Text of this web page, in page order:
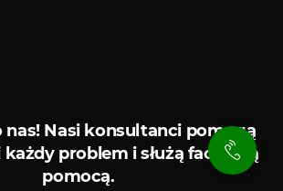
nas!Nasi konsultanci pomogą
każdy problem i służą fachową
pomocą.